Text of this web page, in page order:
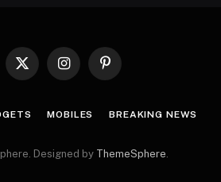
X
InstagramPinterest
MOBILES BREAKING NEWS
Designed by ThemeSphere